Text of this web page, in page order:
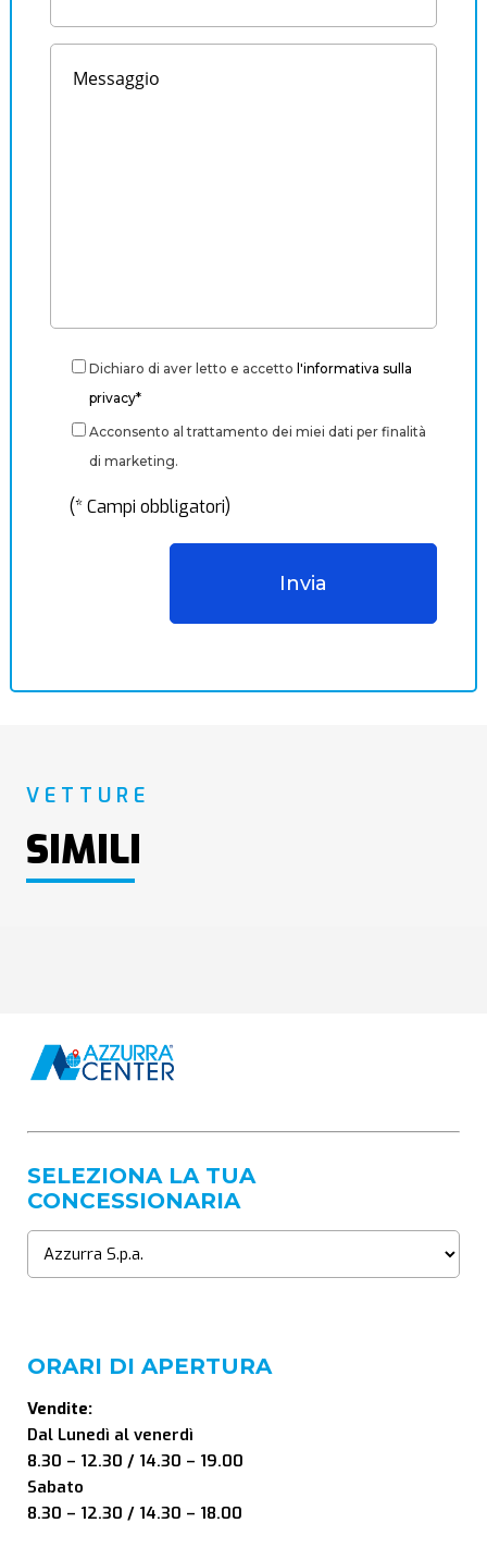
Dichiaro di aver letto e accetto l'informativa sulla
privacy*
Acconsento al trattamento dei miei dati per finalità
di marketing.
(* Campi obbligatori)
VETTURE
SIMILI
SELEZIONA LA TUA
CONCESSIONARIA
ORARI DI APERTURA
Vendite:
Dal Lunedì al venerdì
8.30 – 12.30 / 14.30 – 19.00
Sabato
8.30 – 12.30 / 14.30 – 18.00